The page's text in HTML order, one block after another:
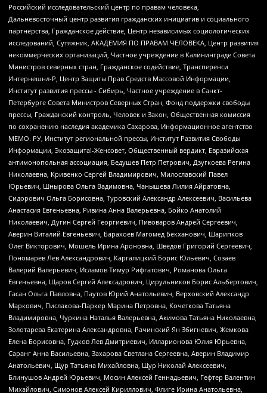
Российский исследовательский центр по правам человека,
Дальневосточный центр развития гражданских инициатив и социального
партнерства, Гражданское действие, Центр независимых социологических
исследований, Сутяжник, АКАДЕМИЯ ПО ПРАВАМ ЧЕЛОВЕКА, Центр развития
некоммерческих организаций, Частное учреждение в Калининграде Совета
Министров северных стран, Гражданское содействие, Трансперенси
Интернешнл-Р, Центр Защиты Прав Средств Массовой Информации,
Институт развития прессы - Сибирь, Частное учреждение в Санкт-
Петербурге Совета Министров Северных Стран, Фонд поддержки свободы
прессы, Гражданский контроль, Человек и Закон, Общественная комиссия
по сохранению наследия академика Сахарова, Информационное агентство
МЕМО. РУ, Институт региональной прессы, Институт Развития Свободы
Информации, Экозащита!-Женсовет, Общественный вердикт, Евразийская
антимонопольная ассоциация, Бедушев Петр Петрович, Дзугкоева Регина
Николаевна, Кривенко Сергей Владимирович, Милославский Павел
Юрьевич, Шнырова Ольга Вадимовна, Чанышева Лилия Айратовна,
Сидорович Ольга Борисовна, Туровский Александр Алексеевич, Васильева
Анастасия Евгеньевна, Ривина Анна Валерьевна, Бойко Анатолий
Николаевич, Дугин Сергей Георгиевич, Пивоваров Андрей Сергеевич,
Аверин Виталий Евгеньевич, Барахоев Магомед Бекханович, Шарипков
Олег Викторович, Мошель Ирина Ароновна, Шведов Григорий Сергеевич,
Пономарев Лев Александрович, Каргалицкий Борис Юльевич, Созаев
Валерий Валерьевич, Исламов Тимур Рифгатович, Романова Ольга
Евгеньевна, Щаров Сергей Алексадрович, Цирульников Борис Альбертович,
Гасан Ольга Павловна, Паутов Юрий Анатольевич, Верховский Александр
Маркович, Пислакова-Паркер Марина Петровна, Кочеткова Татьяна
Владимировна, Чуркина Наталья Валерьевна, Акимова Татьяна Николаевна,
Золотарева Екатерина Александровна, Рачинский Ян Збигневич, Жемкова
Елена Борисовна, Гудков Лев Дмитриевич, Илларионова Юлия Юрьевна,
Саранг Анна Васильевна, Захарова Светлана Сергеевна, Аверин Владимир
Анатольевич, Щур Татьяна Михайловна, Щур Николай Алексеевич,
Блинушов Андрей Юрьевич, Мосин Алексей Геннадьевич, Гефтер Валентин
Михайлович, Симонов Алексей Кириллович, Флиге Ирина Анатольевна,